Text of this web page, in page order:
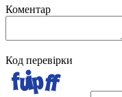
Коментар
Код перевірки